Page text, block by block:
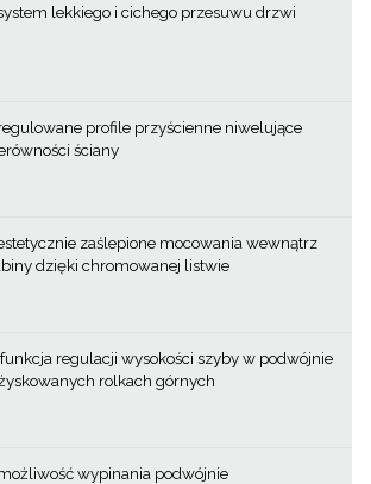
lekkiego i cichego przesuwu drzwi
profile przyścienne niwelujące
ściany
zaślepione mocowania wewnątrz
dzięki chromowanej listwie
funkcja regulacji wysokości szyby w podwójnie
rolkach górnych
wypinania podwójnie